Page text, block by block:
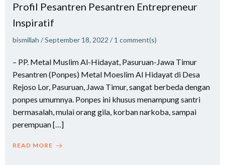
Profil Pesantren Pesantren Entrepreneur
Inspiratif
bismillah /September 18, 2022 / 1 comment(s)
– PP. Metal Muslim Al-Hidayat, Pasuruan-Jawa Timur
Pesantren (Ponpes) Metal Moeslim Al Hidayat di Desa
Rejoso Lor, Pasuruan, Jawa Timur, sangat berbeda dengan
ponpes umumnya. Ponpes ini khusus menampung santri
bermasalah, mulai orang gila, korban narkoba, sampai
perempuan […]
READ MORE